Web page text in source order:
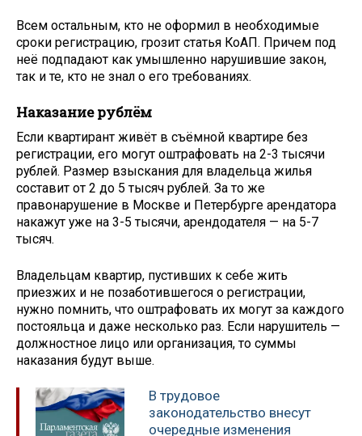
Всем остальным, кто не оформил в необходимые
сроки регистрацию, грозит статья КоАП. Причем под
неё подпадают как умышленно нарушившие закон,
так и те, кто не знал о его требованиях.
Наказание рублём
Если квартирант живёт в съёмной квартире без
регистрации, его могут оштрафовать на 2-3 тысячи
рублей. Размер взыскания для владельца жилья
составит от 2 до 5 тысяч рублей. За то же
правонарушение в Москве и Петербурге арендатора
накажут уже на 3-5 тысячи, арендодателя — на 5-7
тысяч.
Владельцам квартир, пустивших к себе жить
приезжих и не позаботившегося о регистрации,
нужно помнить, что оштрафовать их могут за каждого
постояльца и даже несколько раз. Если нарушитель —
должностное лицо или организация, то суммы
наказания будут выше.
В трудовое
законодательство внесут
очередные изменения